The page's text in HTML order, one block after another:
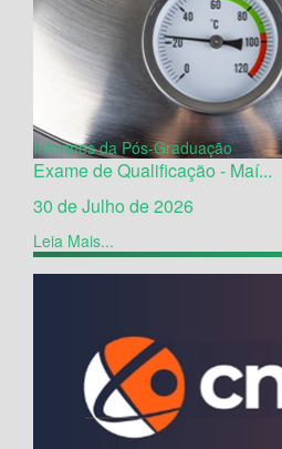
Informes da Pós-Graduação
Exame de Qualificação - Maí...
30 de Julho de 2026
Leia Mais...